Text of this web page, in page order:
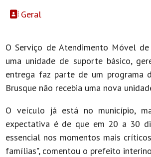
Geral
O Serviço de Atendimento Móvel
uma unidade de suporte básico,
entrega faz parte de um programa
Brusque não recebia uma nova
O veículo já está no município,
expectativa é de que em 20 a 30
essencial nos momentos mais
famílias", comentou o prefeito